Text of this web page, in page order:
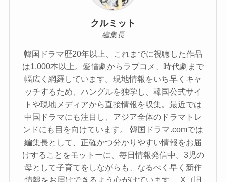
クルミット
編集長
韓国ドラマ歴20年以上、これまでに視聴した作品
は1,000本以上。愛憎劇からラブコメ、時代劇まで
幅広く網羅しています。現地情報をいち早くキャ
ッチするため、ハングルを独学し、韓国公式サイ
トや現地メディアから直接情報を収集。最近では
中国ドラマにも注目し、アジア全体のドラマトレ
ンドにも目を向けています。 韓国ドラマ.comでは
編集長として、正確かつ分かりやすい情報をお届
けすることをモットーに、毎日情報発信中。3児の
母として子育てをしながらも、なるべく早く新作
情報をお届けできるよう心がけています。 X（旧